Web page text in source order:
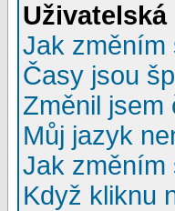
Jak změním
Časy jsou
Změnil jsem
Můj jazyk
Jak změním
Když kliknu